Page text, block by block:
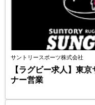
サントリースポーツ株式会社
【ラグビー求人】東
ナー営業